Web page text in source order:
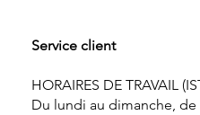
Service client
HORAIRES DE TRAVAIL
Du lundi au dimanche, de